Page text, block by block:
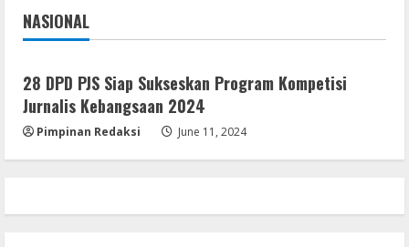
5
Umum
Kanan Apresiasi Prestasi Reva Radisya,
Putri Ferdiansyah, Lolos di Unila
Jurusan HI
August 4, 2026
NASIONAL
Jakarta
28 DPD PJS Siap Sukseskan Program Kompetisi
Jurnalis Kebangsaan 2024
Pimpinan Redaksi June 11, 2024